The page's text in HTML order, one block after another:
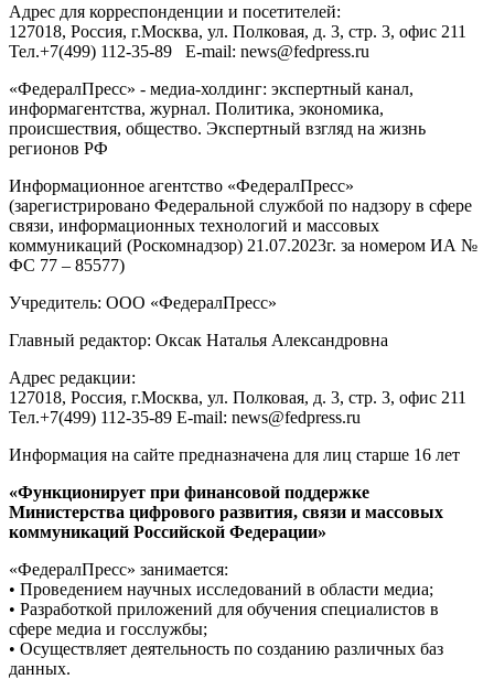
Адрес для корреспонденции и посетителей:
127018, Россия, г.Москва, ул. Полковая, д. 3, стр. 3, офис 211
Тел.+7(499) 112-35-89 E-mail: news@fedpress.ru
«ФедералПресс» - медиа-холдинг: экспертный канал,
информагентства, журнал. Политика, экономика,
происшествия, общество. Экспертный взгляд на жизнь
регионов РФ
Информационное агентство «ФедералПресс»
(зарегистрировано Федеральной службой по надзору в сфере
связи, информационных технологий и массовых
коммуникаций (Роскомнадзор) 21.07.2023г. за номером ИА №
ФС 77 – 85577)
Учредитель: ООО «ФедералПресс»
Главный редактор: Оксак Наталья Александровна
Адрес редакции:
127018, Россия, г.Москва, ул. Полковая, д. 3, стр. 3, офис 211
Тел.+7(499) 112-35-89 E-mail: news@fedpress.ru
Информация на сайте предназначена для лиц старше 16 лет
«Функционирует при финансовой поддержке
Министерства цифрового развития, связи и массовых
коммуникаций Российской Федерации»
«ФедералПресс» занимается:
• Проведением научных исследований в области медиа;
• Разработкой приложений для обучения специалистов в
сфере медиа и госслужбы;
• Осуществляет деятельность по созданию различных баз
данных.